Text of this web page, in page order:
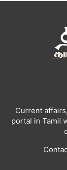
Current
portal in Tamil